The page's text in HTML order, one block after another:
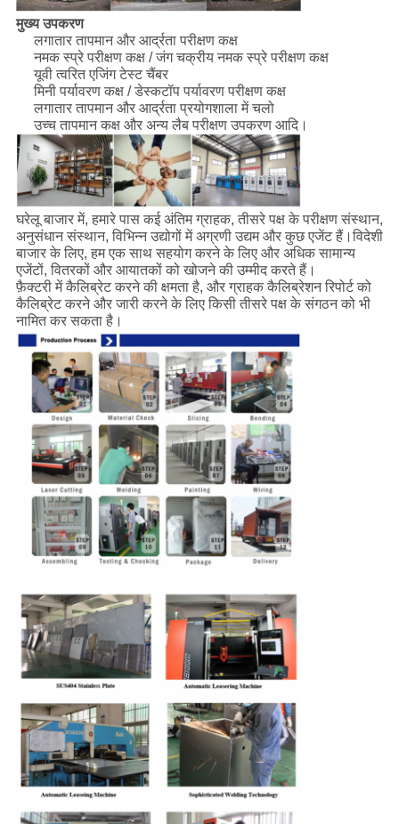
मुख्य उपकरण
लगातार तापमान और आर्द्रता परीक्षण कक्ष
नमक स्प्रे परीक्षण कक्ष / जंग चक्रीय नमक स्प्रे परीक्षण कक्ष
यूवी त्वरित एजिंग टेस्ट चैंबर
मिनी पर्यावरण कक्ष / डेस्कटॉप पर्यावरण परीक्षण कक्ष
लगातार तापमान और आर्द्रता प्रयोगशाला में चलो
उच्च तापमान कक्ष और अन्य लैब परीक्षण उपकरण आदि।
घरेलू बाजार में, हमारे पास कई अंतिम ग्राहक, तीसरे पक्ष के परीक्षण संस्थान,
अनुसंधान संस्थान, विभिन्न उद्योगों में अग्रणी उद्यम और कुछ एजेंट हैं।विदेशी
बाजार के लिए, हम एक साथ सहयोग करने के लिए और अधिक सामान्य
एजेंटों, वितरकों और आयातकों को खोजने की उम्मीद करते हैं।
फ़ैक्टरी में कैलिब्रेट करने की क्षमता है, और ग्राहक कैलिब्रेशन रिपोर्ट को
कैलिब्रेट करने और जारी करने के लिए किसी तीसरे पक्ष के संगठन को भी
नामित कर सकता है।